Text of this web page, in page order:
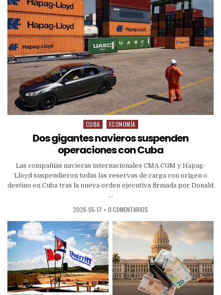
CUBA ECONOMÍA
Dos gigantes navieros suspenden
operaciones con Cuba
Las compañías navieras internacionales CMA CGM y Hapag-
Lloyd suspendieron todas las reservas de carga con origen o
destino en Cuba tras la nueva orden ejecutiva firmada por Donald
...
2026-05-17 • 0 COMENTARIOS